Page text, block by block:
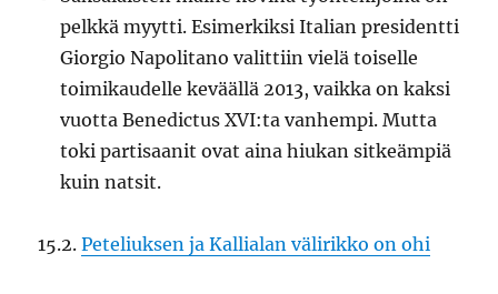
pelkkä myytti. Esimerkiksi Italian presidentti
Giorgio Napolitano valittiin vielä toiselle
toimikaudelle keväällä 2013, vaikka on kaksi
vuotta Benedictus XVI:ta vanhempi. Mutta
toki partisaanit ovat aina hiukan sitkeämpiä
kuin natsit.
15.2.Peteliuksen ja Kallialan välirikko on ohi